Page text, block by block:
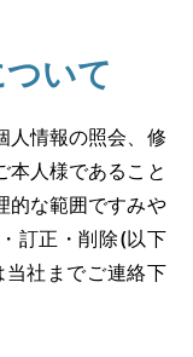
いて
人情報の照会、修
本人様であること
的な範囲ですみや
訂正・削除(以下
社までご連絡下